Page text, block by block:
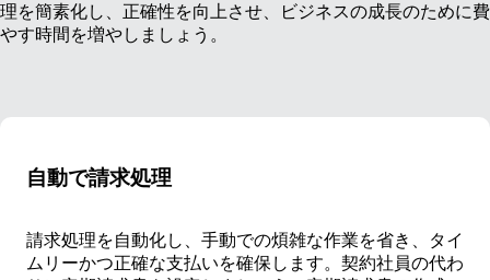
理を簡素化し、正確性を向上させ、ビジネスの成長のために費
やす時間を増やしましょう。
自動で請求処理
請求処理を自動化し、手動での煩雑な作業を省き、タイ
ムリーかつ正確な支払いを確保します。契約社員の代わ